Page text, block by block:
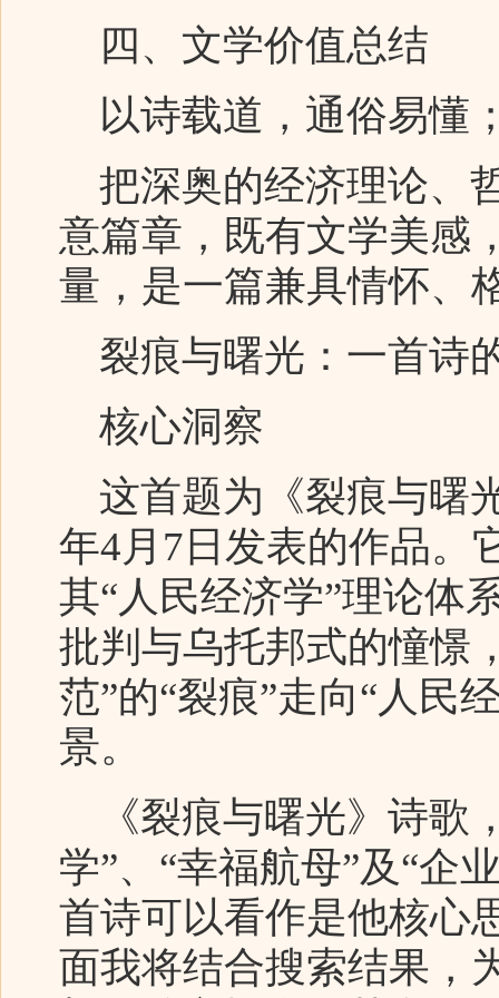
四、文学价值总结
以诗载道，通俗易懂
把深奥的经济理论、
意篇章，既有文学美感
量，是一篇兼具情怀、
裂痕与曙光：一首诗
核心洞察
这首题为《裂痕与曙
年4月7日发表的作品。
其“人民经济学”理论体
批判与乌托邦式的憧憬
范”的“裂痕”走向“人民
景。
《裂痕与曙光》诗歌
学”、“幸福航母”及“企
首诗可以看作是他核心
面我将结合搜索结果，